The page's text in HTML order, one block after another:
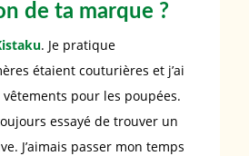
de ta marque ?
. Je pratique
étaient couturières et j’ai
pour les poupées.
essayé de trouver un
J’aimais passer mon temps